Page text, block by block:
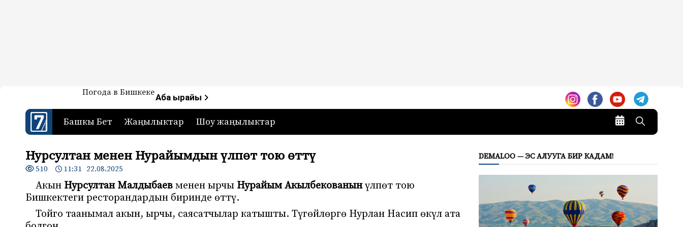
7-канал. Жаңылыктар — Кыргызстан
Жаңылыктар — Кыргызстан
Погода в БишкекеАба ырайы
Башкы Бет Жаңылыктар Шоу жаңылыктар
Нурсултан менен Нурайымдын үлпөт тою өттү
510 11:31 22.08.2025
Акын Нурсултан Малдыбаев менен ырчы Нурайым Акылбекованынүлпөт тою
Бишкектеги ресторандардын биринде өттү.
Тойго таанымал акын, ырчы, саясатчылар катышты. Түгөйлөргө Нурлан Насип өкүл ата
DEMALOO — ЭС АЛУУГА БИР КАДАМ!